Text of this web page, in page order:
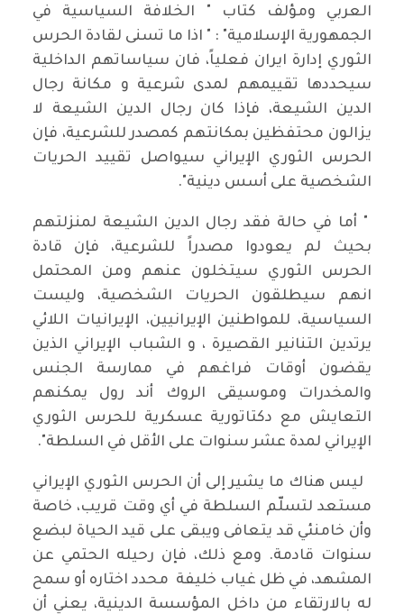
العربي ومؤلف كتاب " الخلافة السياسية في
الجمهورية الإسلامية" : " اذا ما تسنى لقادة الحرس
الثوري إدارة ايران فعلياً، فان سياساتهم الداخلية
سيحددها تقييمهم لمدى شرعية و مكانة رجال
الدين الشيعة، فإذا كان رجال الدين الشيعة لا
يزالون محتفظين بمكانتهم كمصدر للشرعية، فإن
الحرس الثوري الإيراني سيواصل تقييد الحريات
الشخصية على أسس دينية".
" أما في حالة فقد رجال الدين الشيعة لمنزلتهم
بحيث لم يعودوا مصدراً للشرعية، فإن قادة
الحرس الثوري سيتخلون عنهم ومن المحتمل
انهم سيطلقون الحريات الشخصية، وليست
السياسية، للمواطنين الإيرانيين، الإيرانيات اللائي
يرتدين التنانير القصيرة ، و الشباب الإيراني الذين
يقضون أوقات فراغهم في ممارسة الجنس
والمخدرات وموسيقى الروك أند رول يمكنهم
التعايش مع دكتاتورية عسكرية للحرس الثوري
الإيراني لمدة عشر سنوات على الأقل في السلطة".
ليس هناك ما يشير إلى أن الحرس الثوري الإيراني
مستعد لتسلّم السلطة في أي وقت قريب، خاصة
وأن خامنئي قد يتعافى ويبقى على قيد الحياة لبضع
سنوات قادمة. ومع ذلك، فإن رحيله الحتمي عن
المشهد، في ظل غياب خليفة محدد اختاره أو سمح
له بالارتقاء من داخل المؤسسة الدينية، يعني أن